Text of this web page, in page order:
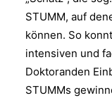
STUMM, auf
können. So
intensiven und
Doktoranden
STUMMs